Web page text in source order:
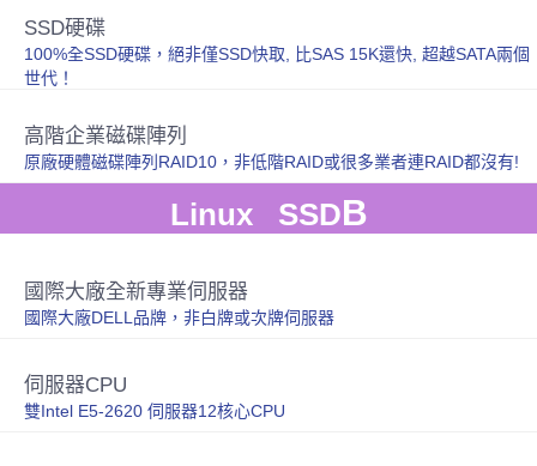
SSD硬碟
100%全SSD硬碟，絕非僅SSD快取, 比SAS 15K還快, 超越SATA兩個
世代！
高階企業磁碟陣列
原廠硬體磁碟陣列RAID10，非低階RAID或很多業者連RAID都沒有!
Linux SSDB
國際大廠全新專業伺服器
國際大廠DELL品牌，非白牌或次牌伺服器
伺服器CPU
雙Intel E5-2620 伺服器12核心CPU